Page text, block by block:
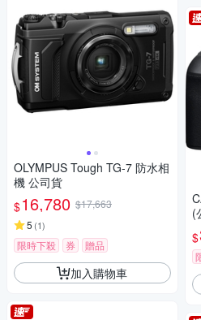
OLYMPUS Tough TG-7 防水相
機 公司貨
$16,780 $17,663
5 (1)
限時下殺 券 贈品
加入購物車
(
$